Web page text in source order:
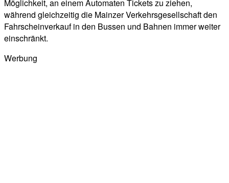
Möglichkeit, an einem Automaten Tickets zu ziehen,
während gleichzeitig die Mainzer Verkehrsgesellschaft den
Fahrscheinverkauf in den Bussen und Bahnen immer weiter
einschränkt.
Werbung